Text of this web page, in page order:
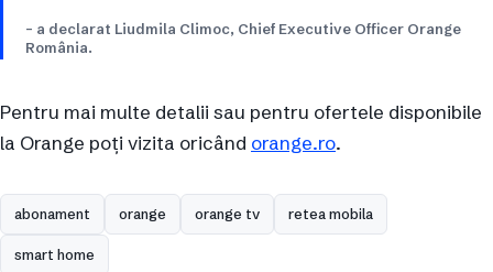
– a declarat Liudmila Climoc, Chief Executive Officer Orange
România.
Pentru mai multe detalii sau pentru ofertele disponibile
la Orange poți vizita oricând orange.ro.
abonament orange orange tv retea mobila
smart home